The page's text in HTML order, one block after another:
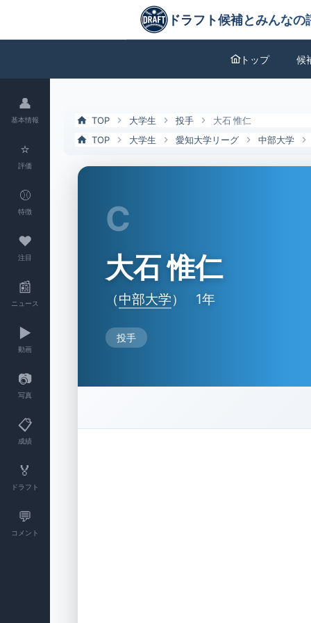
大石 惟仁（中部大）の特徴とドラフト評価 | ドラフト候補とみんなの
ドラフト候補とみんなの評価
トップ 候
👤
基本情報
⭐
評価
⚾
特徴
❤
注目
📰
ニュース
▶️
動画
📷
写真
📋
成績
🏅
ドラフト
💬
コメント
TOP 大学生 投手
大石 惟仁
TOP
大学生 愛知大学リーグ 中部大学
C
大石 惟仁
（中部大学） 1年
投手